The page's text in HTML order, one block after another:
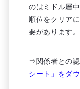
のはミドル層
順位をクリア
要があります。
⇒関係者との
シート」をダ